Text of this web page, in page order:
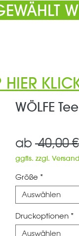
WÖLFE
ab 40,00
ggfls. zzgl. Versand
Größe *
Auswählen
Druckoptionen *
Auswählen
HIER